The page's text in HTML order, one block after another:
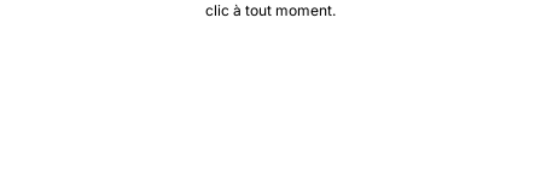
clic à tout moment.